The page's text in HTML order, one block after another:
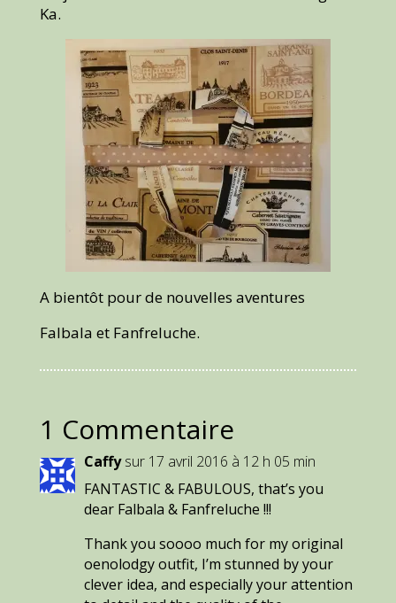
Ka.
A bientôt pour de nouvelles aventures
Falbala et Fanfreluche.
1 Commentaire
Caffy sur 17 avril 2016 à 12 h 05 min
FANTASTIC & FABULOUS, that’s you
dear Falbala & Fanfreluche !!!
Thank you soooo much for my original
oenolodgy outfit, I’m stunned by your
clever idea, and especially your attention